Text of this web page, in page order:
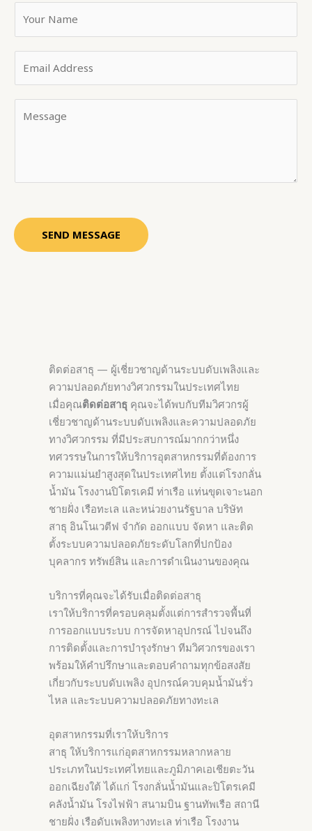
a
M
s
s
i
l
s
a
SEND MESSAGE
ติดต่อสาธุ — ผู้เชี่ยวชาญด้านระบบดับเพลิงและ
ความปลอดภัยทางวิศวกรรมในประเทศไทย
เมื่อคุณติดต่อสาธุ คุณจะได้พบกับทีมวิศวกรผู้
เชี่ยวชาญด้านระบบดับเพลิงและความปลอดภัย
ทางวิศวกรรม ที่มีประสบการณ์มากกว่าหนึ่ง
ทศวรรษในการให้บริการอุตสาหกรรมที่ต้องการ
ความแม่นยำสูงสุดในประเทศไทย ตั้งแต่โรงกลั่น
น้ำมัน โรงงานปิโตรเคมี ท่าเรือ แท่นขุดเจาะนอก
ชายฝั่ง เรือทะเล และหน่วยงานรัฐบาล บริษัท
สาธุ อินโนเวตีฟ จำกัด ออกแบบ จัดหา และติด
ตั้งระบบความปลอดภัยระดับโลกที่ปกป้อง
บุคลากร ทรัพย์สิน และการดำเนินงานของคุณ
บริการที่คุณจะได้รับเมื่อติดต่อสาธุ
เราให้บริการที่ครอบคลุมตั้งแต่การสำรวจพื้นที่
การออกแบบระบบ การจัดหาอุปกรณ์ ไปจนถึง
การติดตั้งและการบำรุงรักษา ทีมวิศวกรของเรา
พร้อมให้คำปรึกษาและตอบคำถามทุกข้อสงสัย
เกี่ยวกับระบบดับเพลิง อุปกรณ์ควบคุมน้ำมันรั่ว
ไหล และระบบความปลอดภัยทางทะเล
อุตสาหกรรมที่เราให้บริการ
สาธุ ให้บริการแก่อุตสาหกรรมหลากหลาย
ประเภทในประเทศไทยและภูมิภาคเอเชียตะวัน
ออกเฉียงใต้ ได้แก่ โรงกลั่นน้ำมันและปิโตรเคมี
คลังน้ำมัน โรงไฟฟ้า สนามบิน ฐานทัพเรือ สถานี
ชายฝั่ง เรือดับเพลิงทางทะเล ท่าเรือ โรงงาน